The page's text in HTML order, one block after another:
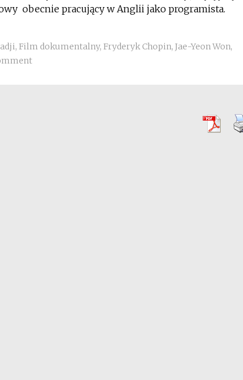
obecnie pracujący w Anglii jako programista.
, Film dokumentalny, Fryderyk Chopin, Jae-Yeon Won,